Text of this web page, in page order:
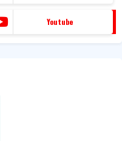
Youtube